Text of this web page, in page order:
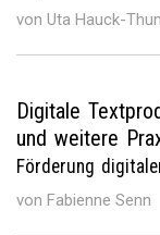
von Uta Hauck-
Digitale
und weitere
Förderung
von Fabienne Senn